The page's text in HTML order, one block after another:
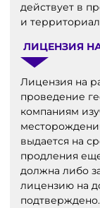
действует в
и
ЛИЦЕНЗИЯ
Лицензия на
проведение
компаниям
выдается на
продления
должна либо
лицензию на